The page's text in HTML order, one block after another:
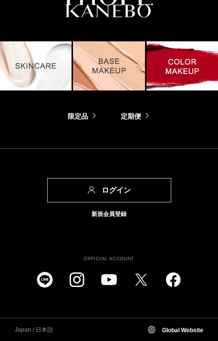
限定品 定期便
ログイン
新規会員登録
OFFICIAL ACCOUNT
Japan / 日本語 Global Website